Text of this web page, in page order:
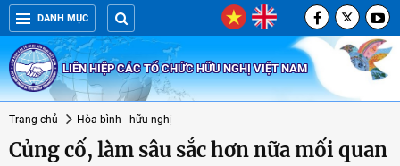
DANH MỤC
LIÊN HIỆP CÁC TỔ CHỨC HỮU NGHỊ VIỆT NAM
Trang chủ Hòa bình - hữu nghị
Củng cố, làm sâu sắc hơn nữa mối quan